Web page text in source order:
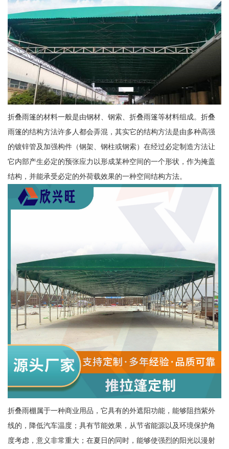
折叠雨篷的材料一般是由钢材、钢索、折叠雨篷等材料组成。折叠
雨篷的结构方法许多人都会弄混，其实它的结构方法是由多种高强
的镀锌管及加强构件（钢架、钢柱或钢索）在经过必定制造方法让
它内部产生必定的预张应力以形成某种空间的一个形状，作为掩盖
结构，并能承受必定的外荷载效果的一种空间结构方法。
折叠雨棚属于一种商业用品，它具有的外遮阳功能，能够阻挡紫外
线的，降低汽车温度；具有节能效果，从节省能源以及环境保护角
度考虑，意义非常重大；在夏日的同时，能够使强烈的阳光以漫射